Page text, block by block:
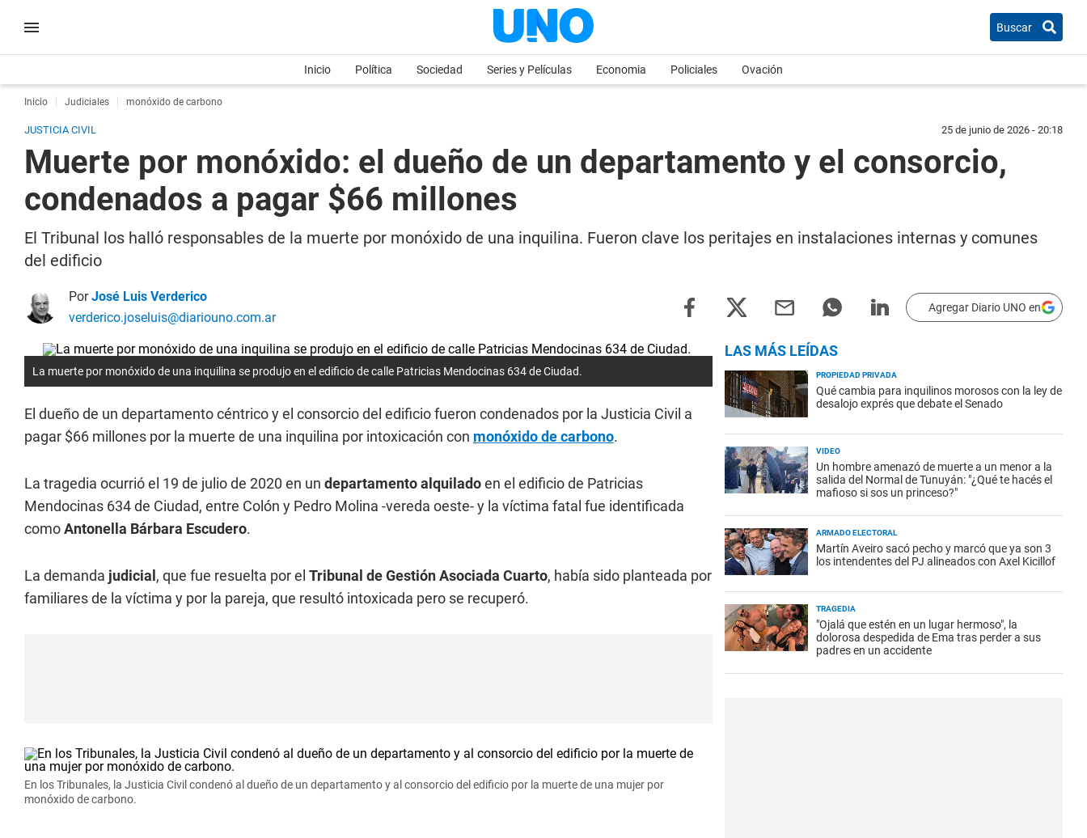
Buscar
Inicio Política Sociedad Series y Películas Economia Policiales Ovación
Inicio Judiciales monóxido de carbono
JUSTICIA CIVIL 25 de junio de 2026 - 20:18
Muerte por monóxido: el dueño de un departamento y el consorcio,
condenados a pagar $66 millones
El Tribunal los halló responsables de la muerte por monóxido de una inquilina. Fueron clave los peritajes en instalaciones internas y comunes
del edificio
PorJosé Luis Verderico
verderico.joseluis@diariouno.com.ar
Agregar Diario UNO en
La muerte por monóxido de una inquilina se produjo en el edificio de calle Patricias Mendocinas 634 de Ciudad.
El dueño de un departamento céntrico y el consorcio del edificio fueron condenados por la Justicia Civil a
pagar $66 millones por la muerte de una inquilina por intoxicación con monóxido de carbono.
La tragedia ocurrió el 19 de julio de 2020 en un departamento alquiladoen el edificio de Patricias
Mendocinas 634 de Ciudad, entre Colón y Pedro Molina -vereda oeste- y la víctima fatal fue identificada
comoAntonella Bárbara Escudero.
La demanda judicial , que fue resuelta por el Tribunal de Gestión Asociada Cuarto, había sido planteada por
familiares de la víctima y por la pareja, que resultó intoxicada pero se recuperó.
En los Tribunales, la Justicia Civil condenó al dueño de un departamento y al consorcio del edificio por la muerte de una mujer por
monóxido de carbono.
LAS MÁS LEÍDAS
PROPIEDAD PRIVADA
Qué cambia para inquilinos morosos con la ley de
desalojo exprés que debate el Senado
VIDEO
Un hombre amenazó de muerte a un menor a la
salida del Normal de Tunuyán: "¿Qué te hacés el
mafioso si sos un princeso?"
ARMADO ELECTORAL
Martín Aveiro sacó pecho y marcó que ya son 3
los intendentes del PJ alineados con Axel Kicillof
TRAGEDIA
"Ojalá que estén en un lugar hermoso", la
dolorosa despedida de Ema tras perder a sus
padres en un accidente